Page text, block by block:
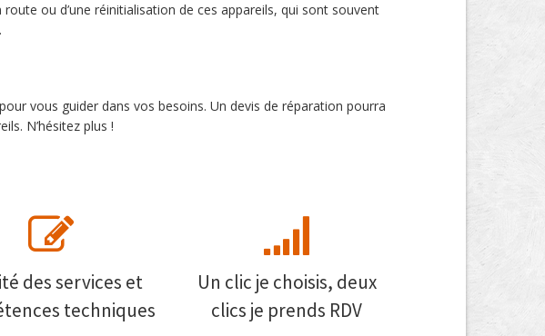
ou d’une réinitialisation de ces appareils, qui sont souvent
vous guider dans vos besoins. Un devis de réparation pourra
N’hésitez plus !
des services et
techniques
Un clic je choisis, deux
clics je prends RDV